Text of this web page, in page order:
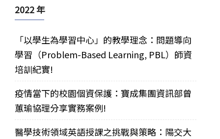
2022 年
「以學生為學習中心」的教學理念：問題導向
學習（Problem-Based Learning, PBL）師資
培訓紀實!
疫情當下的校園個資保護：寶成集團資訊部曾
蕙瑜協理分享實務案例!
醫學技術領域英語授課之挑戰與策略：陽交大